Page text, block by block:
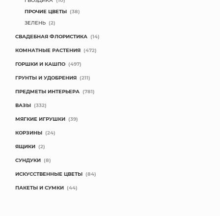
ПРОЧИЕ ЦВЕТЫ (38)
ЗЕЛЕНЬ (2)
СВАДЕБНАЯ ФЛОРИСТИКА (14)
КОМНАТНЫЕ РАСТЕНИЯ (472)
ГОРШКИ И КАШПО (497)
ГРУНТЫ И УДОБРЕНИЯ (211)
ПРЕДМЕТЫ ИНТЕРЬЕРА (781)
ВАЗЫ (332)
МЯГКИЕ ИГРУШКИ (39)
КОРЗИНЫ (24)
ЯЩИКИ (2)
СУНДУКИ (8)
ИСКУССТВЕННЫЕ ЦВЕТЫ (84)
ПАКЕТЫ И СУМКИ (44)